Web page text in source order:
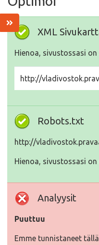
XML
Hienoa, sivustossasi
http://
Robots.txt
http://
Hienoa, sivustossasi
Analyysit
Puuttuu
Emme tunnistaneet